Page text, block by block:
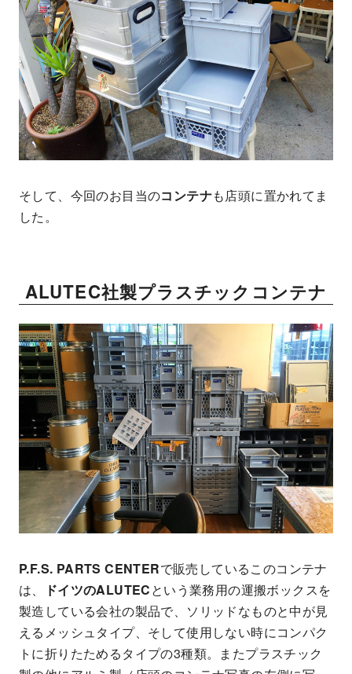
そして、今回のお目当のコンテナも店頭に置かれてま
した。
ALUTEC社製プラスチックコンテナ
P.F.S. PARTS CENTERで販売しているこのコンテナ
は、
ドイツのALUTECという業務用の運搬ボックスを
製造している会社の製品で、ソリッドなものと中が見
えるメッシュタイプ、そして使用しない時にコンパク
トに折りたためるタイプの3種類。またプラスチック